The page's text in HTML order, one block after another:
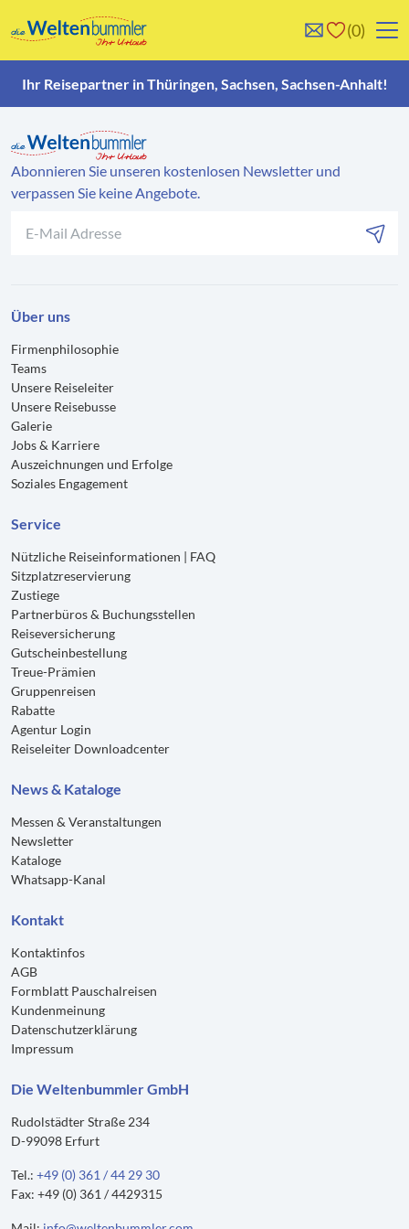
0
0Reise/n auf deiner
Merkliste
Keine Reisen auf der
Merkliste
Ihr Reisepartner in Thüringen, Sachsen, Sachsen-Anhalt!
Abonnieren Sie unseren kostenlosen Newsletter und
verpassen Sie keine Angebote.
Über uns
Firmenphilosophie
Teams
Unsere Reiseleiter
Unsere Reisebusse
Galerie
Jobs & Karriere
Auszeichnungen und Erfolge
Soziales Engagement
Service
Nützliche Reiseinformationen | FAQ
Sitzplatzreservierung
Zustiege
Partnerbüros & Buchungsstellen
Reiseversicherung
Gutscheinbestellung
Treue-Prämien
Gruppenreisen
Rabatte
Agentur Login
Reiseleiter Downloadcenter
News & Kataloge
Messen & Veranstaltungen
Newsletter
Kataloge
Whatsapp-Kanal
Kontakt
Kontaktinfos
AGB
Formblatt Pauschalreisen
Kundenmeinung
Datenschutzerklärung
Impressum
Die Weltenbummler GmbH
Rudolstädter Straße 234
D-99098 Erfurt
Tel.: +49 (0) 361 / 44 29 30
Fax: +49 (0) 361 / 4429315